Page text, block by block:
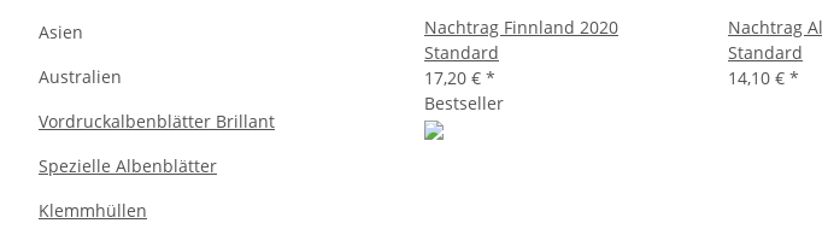
Nachtrag Finnland 2020
Standard
17,20 € *
Nachtrag
Standard
14,10 € *
Bestseller
Asien
Australien
Vordruckalbenblätter Brillant
Spezielle Albenblätter
Klemmhüllen